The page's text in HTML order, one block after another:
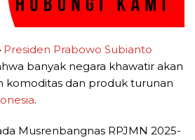
Presiden Prabowo Subianto
banyak negara khawatir akan
komoditas dan produk turunan
.
Musrenbangnas RPJMN 2025-